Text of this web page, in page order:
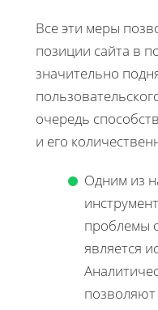
Все эти меры
позиции сайта в
значительно
очередь
и его
Одним из
проблемы
является
позволяют